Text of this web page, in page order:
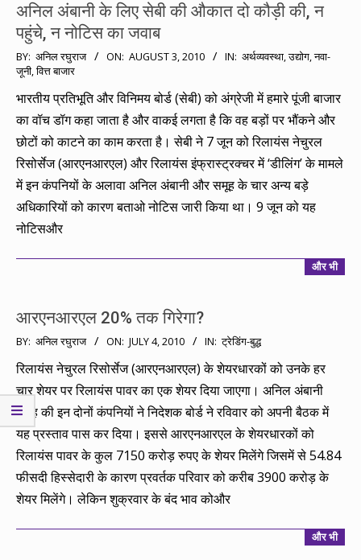
अनिल अंबानी के लिए सेबी की औकात दो कौड़ी की, न
पहुंचे, न नोटिस का जवाब
2010-
08-
03
BY: अनिल रघुराज ON: AUGUST 3, 2010 IN: अर्थव्यवस्था,उद्योग,नवा-
जूनी,वित्त बाजार
भारतीय प्रतिभूति और विनिमय बोर्ड (सेबी) को अंग्रेजी में हमारे पूंजी बाजार
का वॉच डॉग कहा जाता है और वाकई लगता है कि वह बड़ों पर भौंकने और
छोटों को काटने का काम करता है। सेबी ने 7 जून को रिलायंस नेचुरल
रिसोर्सेज (आरएनआरएल) और रिलायंस इंफ्रास्ट्रक्चर में ‘डीलिंग’ के मामले
में इन कंपनियों के अलावा अनिल अंबानी और समूह के चार अन्य बड़े
अधिकारियों को कारण बताओ नोटिस जारी किया था। 9 जून को यह
नोटिसऔर
और भी
आरएनआरएल 20% तक गिरेगा?
2010-
07-
BY: अनिल रघुराज ON: JULY 4, 2010 IN: ट्रेडिंग-बुद्ध
रिलायंस नेचुरल रिसोर्सेज (आरएनआरएल) के शेयरधारकों को उनके हर
चार शेयर पर रिलायंस पावर का एक शेयर दिया जाएगा। अनिल अंबानी
समूह की इन दोनों कंपनियों ने निदेशक बोर्ड ने रविवार को अपनी बैठक में
यह प्रस्ताव पास कर दिया। इससे आरएनआरएल के शेयरधारकों को
रिलायंस पावर के कुल 7150 करोड़ रुपए के शेयर मिलेंगे जिसमें से 54.84
फीसदी हिस्सेदारी के कारण प्रवर्तक परिवार को करीब 3900 करोड़ के
शेयर मिलेंगे। लेकिन शुक्रवार के बंद भाव कोऔर
और भी